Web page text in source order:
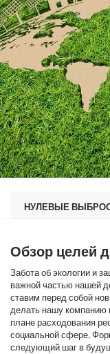
НУЛЕВЫЕ
Обзор целей
Забота об экологии и
важной частью нашей
ставим перед собой
делать нашу компанию
плане расходования
социальной сфере.
следующий шаг в